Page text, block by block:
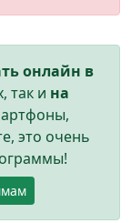
онлайн в
так и на
это очень